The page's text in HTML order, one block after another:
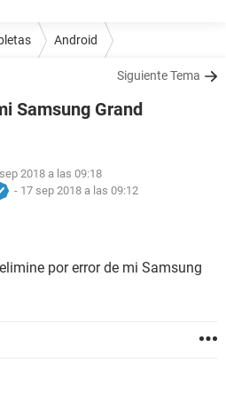
Android
Siguiente Tema
Samsung Grand
2018 a las 09:18
- 17 sep 2018 a las 09:12
por error de mi Samsung